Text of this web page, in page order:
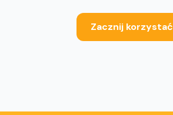
Zacznij korzystać